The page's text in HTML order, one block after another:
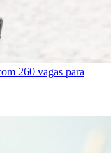
260 vagas para